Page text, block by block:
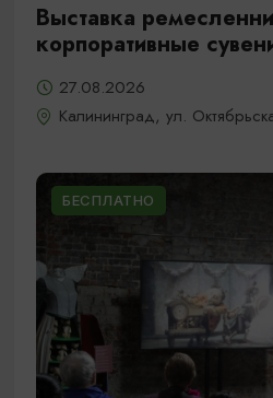
Выставка
корпоративные
27.08.2026
Калининград, ул.
БЕСПЛАТНО